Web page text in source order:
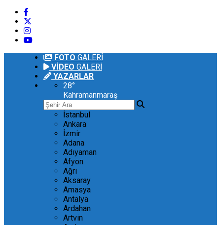
FOTO GALERİ
VİDEO GALERİ
YAZARLAR
28°
Kahramanmaraş
İstanbul
Ankara
İzmir
Adana
Adıyaman
Afyon
Ağrı
Aksaray
Amasya
Antalya
Ardahan
Artvin